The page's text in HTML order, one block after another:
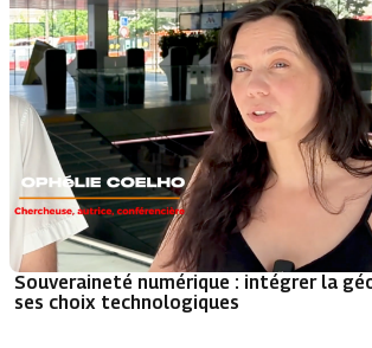
Souveraineté numérique : intégrer la
ses choix technologiques